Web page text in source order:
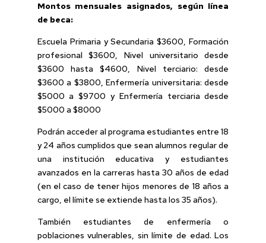
Montos mensuales asignados, según línea
de beca:
Escuela Primaria y Secundaria $3600, Formación
profesional $3600, Nivel universitario desde
$3600 hasta $4600, Nivel terciario: desde
$3600 a $3800, Enfermería universitaria: desde
$5000 a $9700 y Enfermería terciaria desde
$5000 a $8000
Podrán acceder al programa estudiantes entre 18
y 24 años cumplidos que sean alumnos regular de
una institución educativa y estudiantes
avanzados en la carreras hasta 30 años de edad
(en el caso de tener hijos menores de 18 años a
cargo, el límite se extiende hasta los 35 años).
También estudiantes de enfermería o
poblaciones vulnerables, sin límite de edad. Los